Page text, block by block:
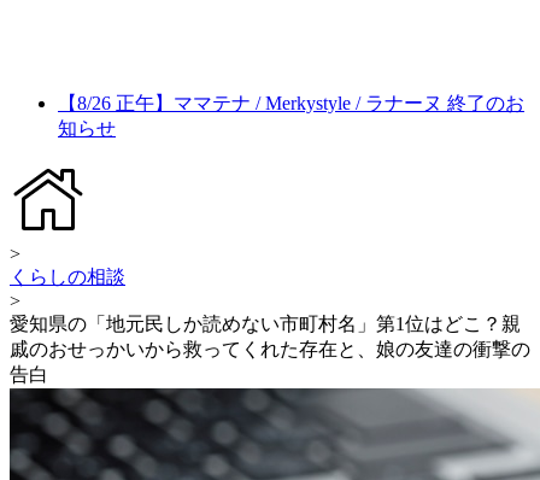
【8/26 正午】ママテナ / Merkystyle / ラナーヌ 終了のお
知らせ
>
くらしの相談
>
愛知県の「地元民しか読めない市町村名」第1位はどこ？親
戚のおせっかいから救ってくれた存在と、娘の友達の衝撃の
告白